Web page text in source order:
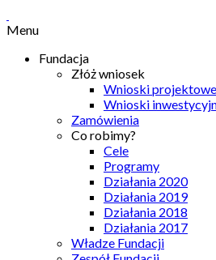
Menu
Fundacja
Złóż wniosek
Wnioski projektowe
Wnioski
Zamówienia
Co robimy?
Cele
Programy
Działania 2020
Działania 2019
Działania 2018
Działania 2017
Władze Fundacji